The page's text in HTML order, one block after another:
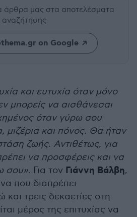
άρθρα μας στα αποτελέσματα
αναζήτησης
on Google
και ευτυχία όταν µόνο
µπορείς να αισθάνεσαι
όταν γύρω σου
µιζέρια και πόνος. Θα ήταν
ζωής. Αντιθέτως, για
να προσφέρεις και να
σου». Για τον Γιάννη Βάλβη,
που διαπρέπει
και τρεις δεκαετίες στη
µέρος της επιτυχίας να